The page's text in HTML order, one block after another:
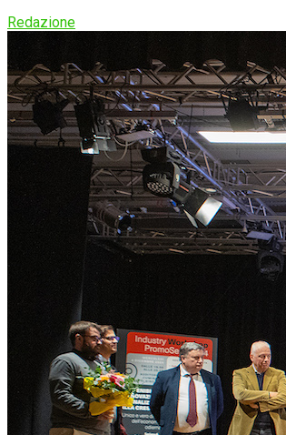
Redazione